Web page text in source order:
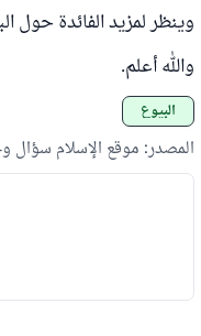
وينظر لمزيد الفائدة حول
والله أعلم.
البيوع
المصدر: موقع الإسلام سؤال